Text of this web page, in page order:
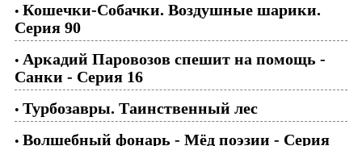
• Кошечки-Собачки. Воздушные шарики.
Серия 90
• Аркадий Паровозов спешит на помощь -
Санки - Серия 16
• Турбозавры. Таинственный лес
• Волшебный фонарь - Мёд поэзии - Серия